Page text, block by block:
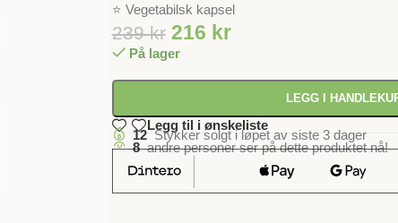
⭐ Vegetabilsk kapsel
239kr 216 kr
På lager
LEGG I
Legg til i ønskeliste
12 Stykker solgt i løpet av siste 3 dager
8 andre personer ser på dette produktet nå!